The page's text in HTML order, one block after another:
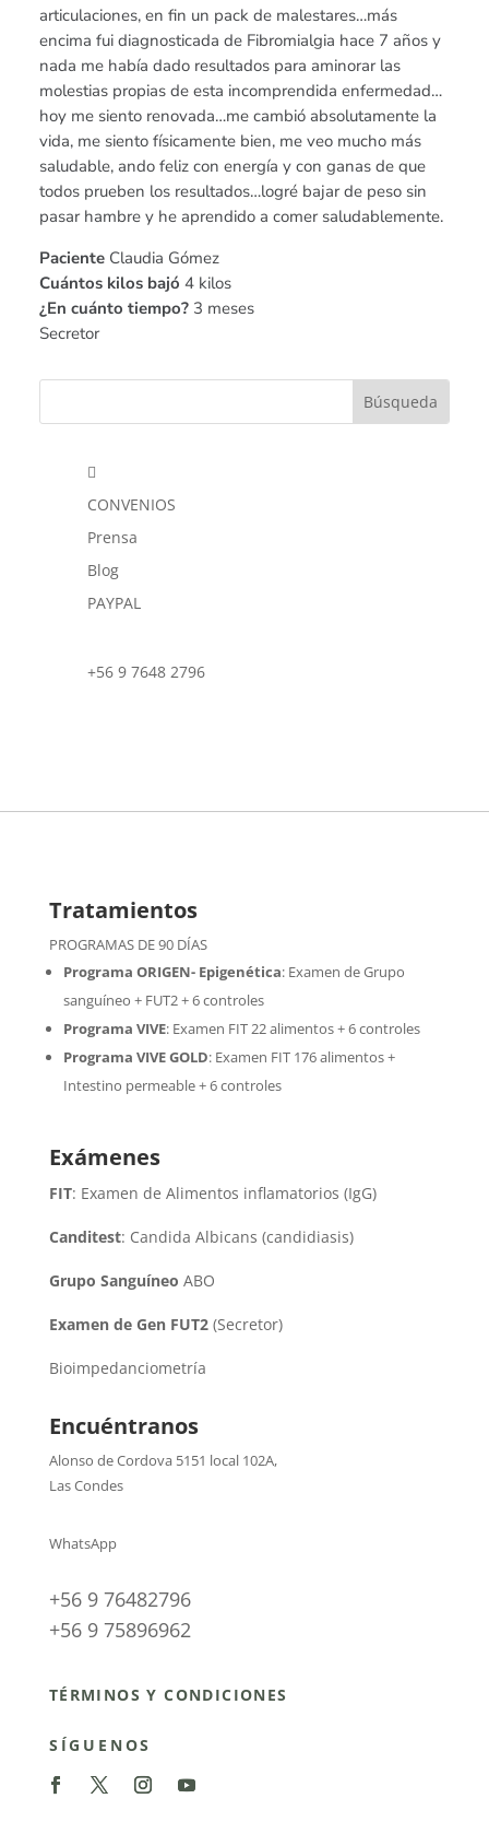
articulaciones, en fin un pack de malestares…más
encima fui diagnosticada de Fibromialgia hace 7 años y
nada me había dado resultados para aminorar las
molestias propias de esta incomprendida enfermedad…
hoy me siento renovada…me cambió absolutamente la
vida, me siento físicamente bien, me veo mucho más
saludable, ando feliz con energía y con ganas de que
todos prueben los resultados…logré bajar de peso sin
pasar hambre y he aprendido a comer saludablemente.
Paciente Claudia Gómez
Cuántos kilos bajó 4 kilos
¿En cuánto tiempo? 3 meses
Secretor

CONVENIOS
Prensa
Blog
PAYPAL
+56 9 7648 2796
Tratamientos
PROGRAMAS DE 90 DÍAS
Programa ORIGEN- Epigenética:Examen de Grupo
sanguíneo + FUT2 + 6 controles
Programa VIVE: Examen FIT 22 alimentos + 6 controles
Programa VIVE GOLD: Examen FIT 176 alimentos +
Intestino permeable + 6 controles
Exámenes
FIT: Examen de Alimentos inflamatorios (IgG)
Canditest: Candida Albicans (candidiasis)
Grupo Sanguíneo ABO
Examen de Gen FUT2(Secretor)
Bioimpedanciometría
Encuéntranos
Alonso de Cordova 5151 local 102A,
Las Condes
WhatsApp
+56 9 76482796
+56 9 75896962
TÉRMINOS Y CONDICIONES
SÍGUENOS